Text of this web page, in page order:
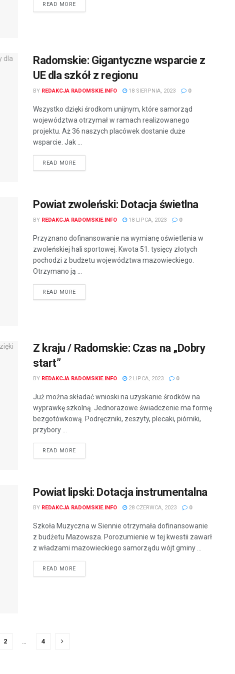
READ MORE
Radomskie: Gigantyczne wsparcie z
UE dla szkół z regionu
BY REDAKCJA RADOMSKIE.INFO 18 SIERPNIA, 2023 0
Wszystko dzięki środkom unijnym, które samorząd
województwa otrzymał w ramach realizowanego
projektu. Aż 36 naszych placówek dostanie duże
wsparcie. Jak ...
READ MORE
Powiat zwoleński: Dotacja świetlna
BY REDAKCJA RADOMSKIE.INFO 18 LIPCA, 2023 0
Przyznano dofinansowanie na wymianę oświetlenia w
zwoleńskiej hali sportowej. Kwota 51. tysięcy złotych
pochodzi z budżetu województwa mazowieckiego.
Otrzymano ją ...
READ MORE
Z kraju / Radomskie: Czas na „Dobry
start”
BY REDAKCJA RADOMSKIE.INFO 2 LIPCA, 2023 0
Już można składać wnioski na uzyskanie środków na
wyprawkę szkolną. Jednorazowe świadczenie ma formę
bezgotówkową. Podręczniki, zeszyty, plecaki, piórniki,
przybory ...
READ MORE
Powiat lipski: Dotacja instrumentalna
BY REDAKCJA RADOMSKIE.INFO 28 CZERWCA, 2023 0
Szkoła Muzyczna w Siennie otrzymała dofinansowanie
z budżetu Mazowsza. Porozumienie w tej kwestii zawarł
z władzami mazowieckiego samorządu wójt gminy ...
READ MORE
2 4